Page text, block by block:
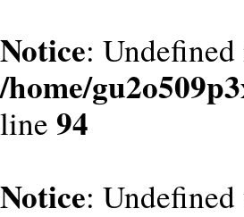
Notice:
/home/
line 94
Notice: